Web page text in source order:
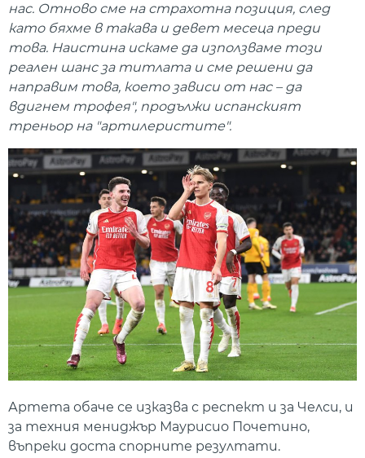
нас. Отново сме на страхотна позиция, след
като бяхме в такава и девет месеца преди
това. Наистина искаме да използваме този
реален шанс за титлата и сме решени да
направим това, което зависи от нас – да
вдигнем трофея", продължи испанският
треньор на "артилеристите".
Артета обаче се изказва с респект и за Челси, и
за техния мениджър Маурисио Почетино,
въпреки доста спорните резултати.